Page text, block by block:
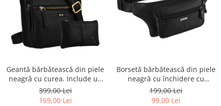
Geantă bărbătească din piele
neagră cu curea. Include un
breloc - Peterson PTR-PTN
710E-OPU-6736 BL
399,00 Lei
169,00 Lei
Borsetă bărbătească din piele
neagră cu închidere cu
fermoar - Rovicky PTR-R-ST7-
05-7618-BLACK
199,00 Lei
99,00 Lei